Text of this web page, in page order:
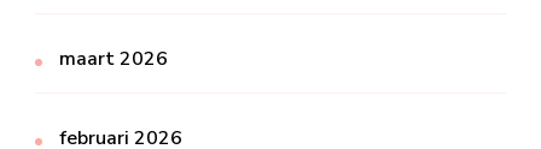
maart 2026
februari 2026